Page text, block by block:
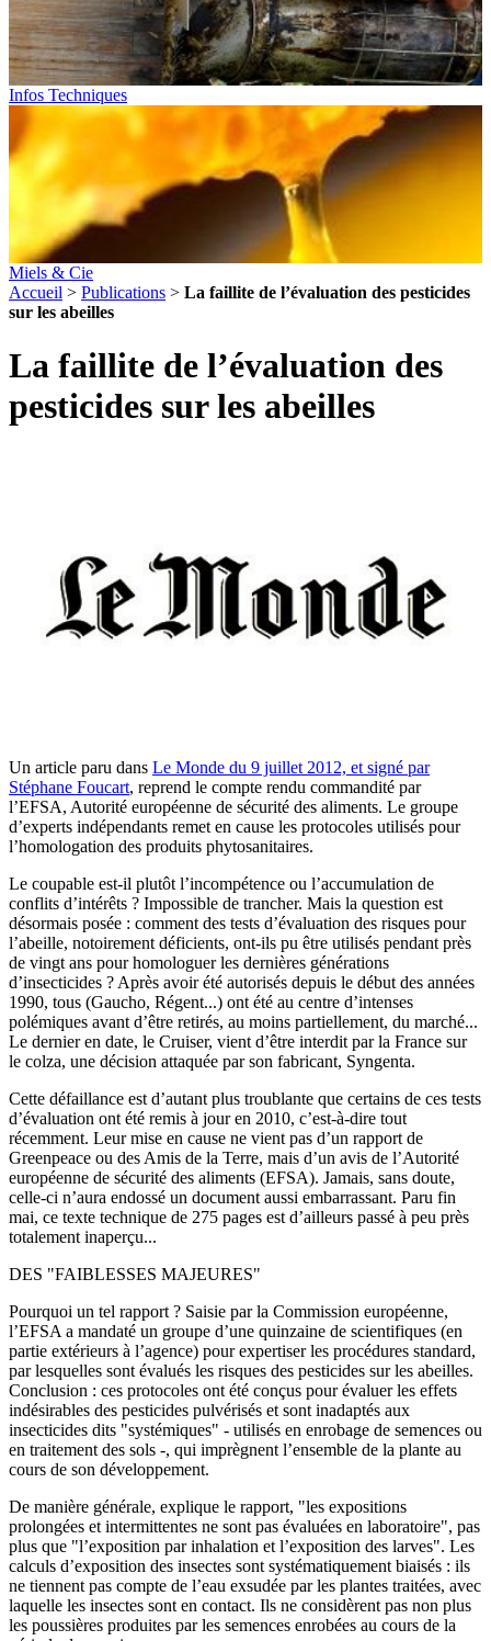
Infos Techniques
Miels & Cie
Accueil > Publications > La faillite de l’évaluation des pesticides
sur les abeilles
La faillite de l’évaluation des
pesticides sur les abeilles
Un article paru dans Le Monde du 9 juillet 2012, et signé par
Stéphane Foucart, reprend le compte rendu commandité par
l’EFSA, Autorité européenne de sécurité des aliments. Le groupe
d’experts indépendants remet en cause les protocoles utilisés pour
l’homologation des produits phytosanitaires.
Le coupable est-il plutôt l’incompétence ou l’accumulation de
conflits d’intérêts ? Impossible de trancher. Mais la question est
désormais posée : comment des tests d’évaluation des risques pour
l’abeille, notoirement déficients, ont-ils pu être utilisés pendant près
de vingt ans pour homologuer les dernières générations
d’insecticides ? Après avoir été autorisés depuis le début des années
1990, tous (Gaucho, Régent...) ont été au centre d’intenses
polémiques avant d’être retirés, au moins partiellement, du marché...
Le dernier en date, le Cruiser, vient d’être interdit par la France sur
le colza, une décision attaquée par son fabricant, Syngenta.
Cette défaillance est d’autant plus troublante que certains de ces tests
d’évaluation ont été remis à jour en 2010, c’est-à-dire tout
récemment. Leur mise en cause ne vient pas d’un rapport de
Greenpeace ou des Amis de la Terre, mais d’un avis de l’Autorité
européenne de sécurité des aliments (EFSA). Jamais, sans doute,
celle-ci n’aura endossé un document aussi embarrassant. Paru fin
mai, ce texte technique de 275 pages est d’ailleurs passé à peu près
totalement inaperçu...
DES "FAIBLESSES MAJEURES"
Pourquoi un tel rapport ? Saisie par la Commission européenne,
l’EFSA a mandaté un groupe d’une quinzaine de scientifiques (en
partie extérieurs à l’agence) pour expertiser les procédures standard,
par lesquelles sont évalués les risques des pesticides sur les abeilles.
Conclusion : ces protocoles ont été conçus pour évaluer les effets
indésirables des pesticides pulvérisés et sont inadaptés aux
insecticides dits "systémiques" - utilisés en enrobage de semences ou
en traitement des sols -, qui imprègnent l’ensemble de la plante au
cours de son développement.
De manière générale, explique le rapport, "les expositions
prolongées et intermittentes ne sont pas évaluées en laboratoire", pas
plus que "l’exposition par inhalation et l’exposition des larves". Les
calculs d’exposition des insectes sont systématiquement biaisés : ils
ne tiennent pas compte de l’eau exsudée par les plantes traitées, avec
laquelle les insectes sont en contact. Ils ne considèrent pas non plus
les poussières produites par les semences enrobées au cours de la